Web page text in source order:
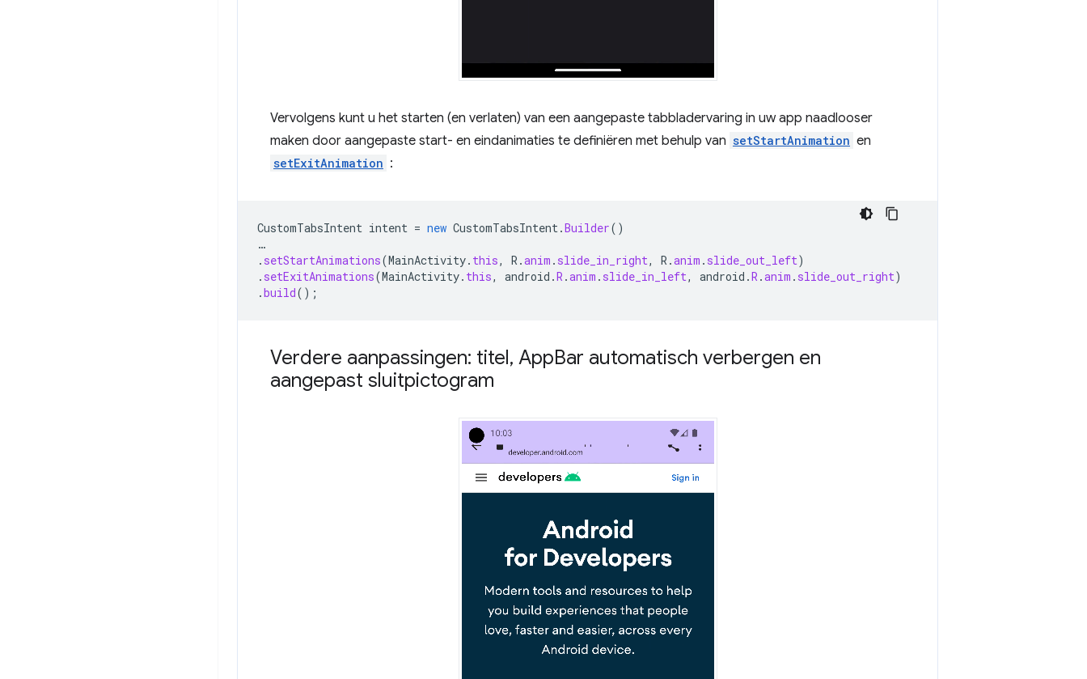
Vervolgens kunt u het starten (en verlaten) van een aangepaste tabbladervaring in uw app naadlooser
maken door aangepaste start- en eindanimaties te definiëren met behulp van setStartAnimation en
setExitAnimation :
CustomTabsIntent intent = new CustomTabsIntent.Builder()
…
. setStartAnimations(MainActivity. this, R .anim . slide_in_right, R .anim . slide_out_left)
. setExitAnimations(MainActivity. this, android .R .anim . slide_in_left, android .R .anim . slide_out_right)
.build();
Verdere aanpassingen: titel, AppBar automatisch verbergen en
aangepast sluitpictogram